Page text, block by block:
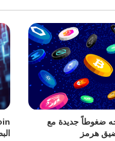
ضغوطاً جديدة مع
هرمز